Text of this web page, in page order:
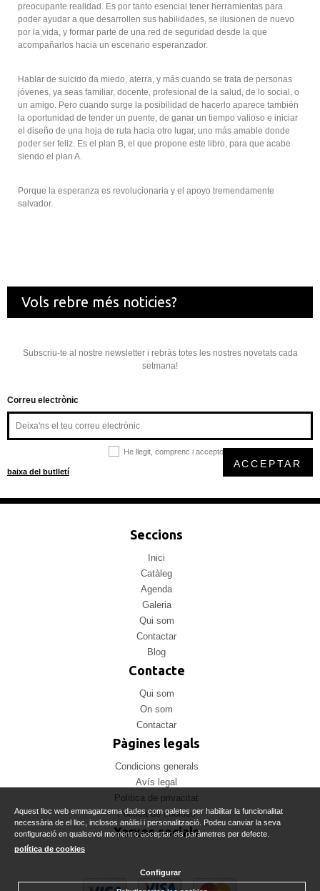
preocupante realidad. Es por tanto esencial tener herramientas para
poder ayudar a que desarrollen sus habilidades, se ilusionen de nuevo
por la vida, y formar parte de una red de seguridad desde la que
acompañarlos hacia un escenario esperanzador.
Hablar de suicido da miedo, aterra, y más cuando se trata de personas
jóvenes, ya seas familiar, docente, profesional de la salud, de lo social, o
un amigo. Pero cuando surge la posibilidad de hacerlo aparece también
la oportunidad de tender un puente, de ganar un tiempo valioso e iniciar
el diseño de una hoja de ruta hacia otro lugar, uno más amable donde
poder ser feliz. Es el plan B, el que propone este libro, para que acabe
siendo el plan A.
Porque la esperanza es revolucionaria y el apoyo tremendamente
salvador.
Vols rebre més noticies?
Subscriu-te al nostre newsletter i rebràs totes les nostres novetats cada
setmana!
Correu electrònic
He llegit, comprenc i accepto la
baixa del butlletí
ACCEPTAR
Seccions
Inici
Catàleg
Agenda
Galeria
Qui som
Contactar
Blog
Contacte
Qui som
On som
Contactar
Pàgines legals
Condicions generals
Avís legal
Politica de privacitat
Politica de cookies
Xarxes socials
Aquest lloc web emmagatzema dades com galetes per habilitar la funcionalitat
necessària de el lloc, inclosos anàlisi i personalització. Podeu canviar la seva
configuració en qualsevol moment o acceptar els paràmetres per defecte.
política de cookies
Configurar